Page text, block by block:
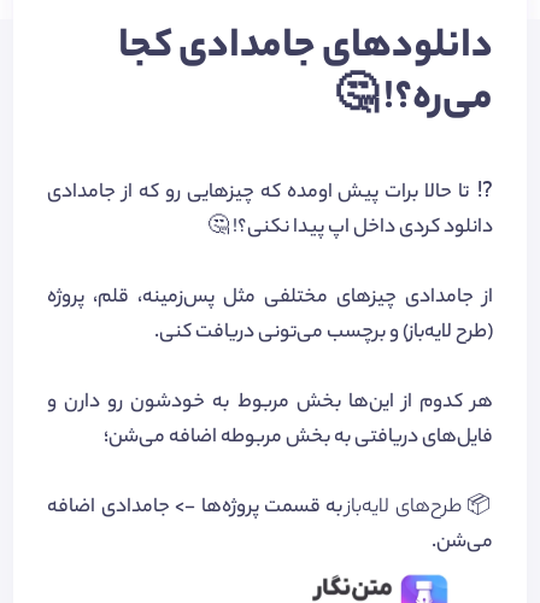
دانلودهای جامدادی کجا
می‌ره؟! 🤔
⁉️‌ تا حالا برات پیش اومده که چیزهایی رو که از جامدادی
دانلود کردی داخل اپ پیدا نکنی؟! 🤔
از جامدادی چیزهای مختلفی مثل پس‌زمینه، قلم، پروژه
(طرح لایه‌باز) و برچسب می‌تونی دریافت کنی.
هر کدوم از این‌ها بخش مربوط به خودشون رو دارن و
فایل‌های دریافتی به بخش مربوطه اضافه می‌شن؛
📦طرح‌های لایه‌بازبه قسمت پروژه‌ها -> جامدادی اضافه
می‌شن.